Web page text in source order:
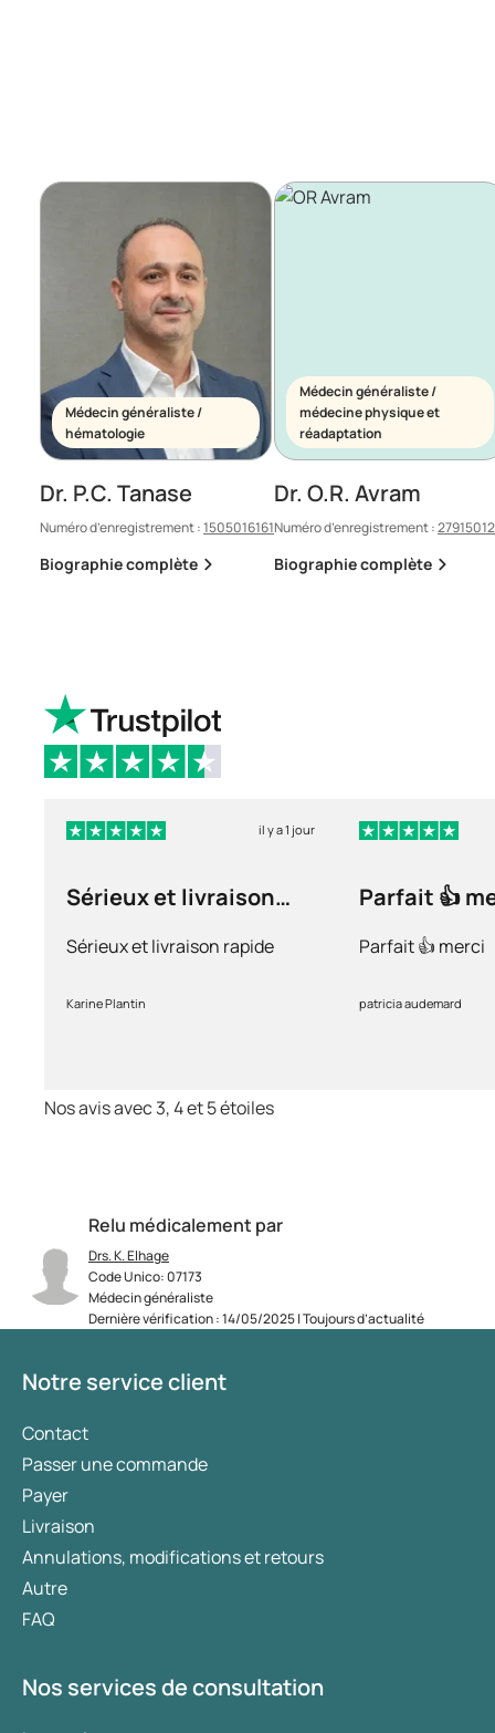
Relu médicalement par
Drs. K. Elhage
Code Unico: 07173
Médecin généraliste
Dernière vérification : 14/05/2025 | Toujours d’actualité
Médecin généraliste /
hématologie
Dr. P.C. Tanase
Numéro d’enregistrement :1505016161
Biographie complète
Médecin généraliste /
médecine physique et
réadaptation
Dr. O.R. Avram
Numéro d’enregistrement :
Biographie complète
il y a 1 jour
Sérieux et livraison
Sérieux et livraison rapide
Karine Plantin
Parfait 👍
Parfait 👍 merci
patricia audemard
Nos avis avec 3, 4 et 5 étoiles
Notre service client
Contact
Passer une commande
Payer
Livraison
Annulations, modifications et retours
Autre
FAQ
Nos services de consultation